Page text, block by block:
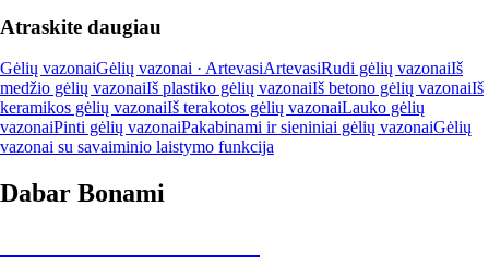
Atraskite daugiau
Gėlių vazonaiGėlių vazonai · ArtevasiArtevasiRudi gėlių vazonaiIš
medžio gėlių vazonaiIš plastiko gėlių vazonaiIš betono gėlių vazonaiIš
keramikos gėlių vazonaiIš terakotos gėlių vazonaiLauko gėlių
vazonaiPinti gėlių vazonaiPakabinami ir sieniniai gėlių vazonaiGėlių
vazonai su savaiminio laistymo funkcija
Dabar Bonami